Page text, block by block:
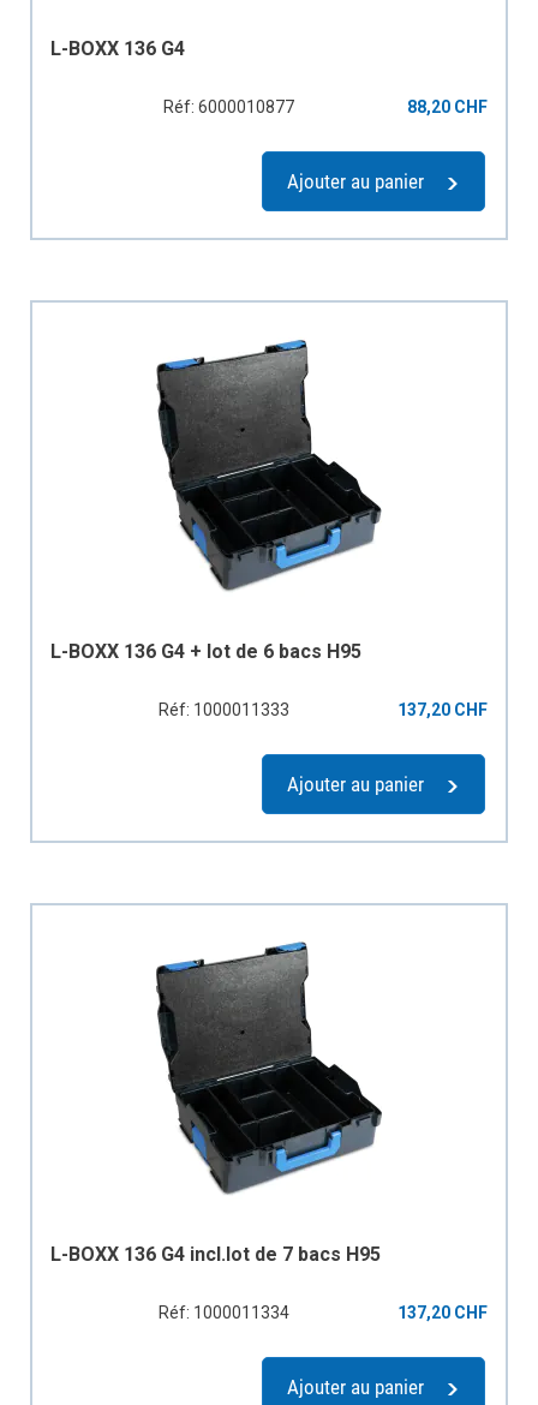
L-BOXX 136 G4
Réf: 6000010877 88,20 CHF
Ajouter au panier
L-BOXX 136 G4 + lot de 6 bacs H95
Réf: 1000011333 137,20 CHF
Ajouter au panier
L-BOXX 136 G4 incl.lot de 7 bacs H95
Réf: 1000011334 137,20 CHF
Ajouter au panier